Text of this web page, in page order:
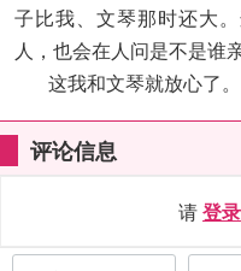
子比我、文琴那时还大
人，也会在人问是不是谁
这我和文琴就放心了
评论信息
请登录